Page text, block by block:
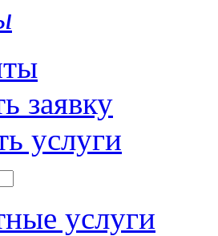
заявку
услуги
услуги